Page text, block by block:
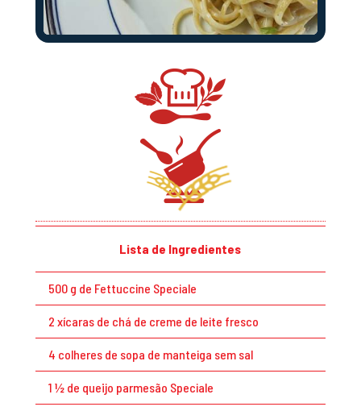
Lista de Ingredientes
500 g de Fettuccine Speciale
2 xícaras de chá de creme de leite fresco
4 colheres de sopa de manteiga sem sal
1 ½ de queijo parmesão Speciale